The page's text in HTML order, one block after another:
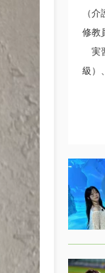
（
修教
実
級）